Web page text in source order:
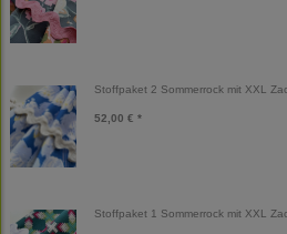
Stoffpaket 2 Sommerrock mit XXL
52,00 € *
Stoffpaket 1 Sommerrock mit XXL